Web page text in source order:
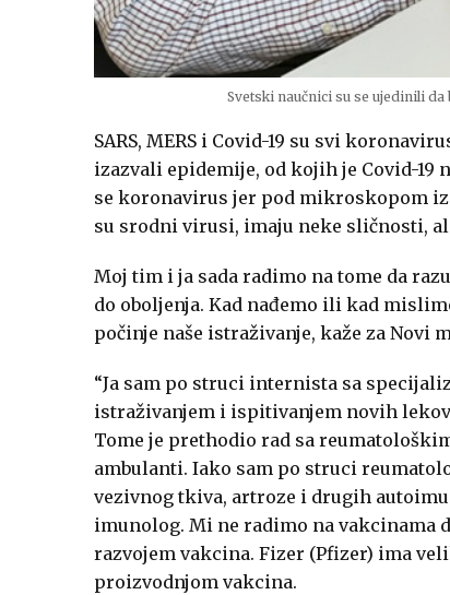
Svetski naučnici su se ujedinili
SARS, MERS i Covid-19 su svi
izazvali epidemije, od kojih je Covid-19
se koronavirus jer pod mikroskopom
su srodni virusi, imaju neke sličnosti,
Moj tim i ja sada radimo na tome da
do oboljenja. Kad nađemo ili kad
počinje naše istraživanje, kaže za
“Ja sam po struci internista sa
istraživanjem i ispitivanjem novih
Tome je prethodio rad sa
ambulanti. Iako sam po struci
vezivnog tkiva, artroze i drugih
imunolog. Mi ne radimo na vakcinama
razvojem vakcina. Fizer (Pfizer) ima
proizvodnjom vakcina.